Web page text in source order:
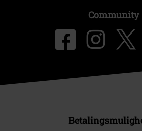
Community